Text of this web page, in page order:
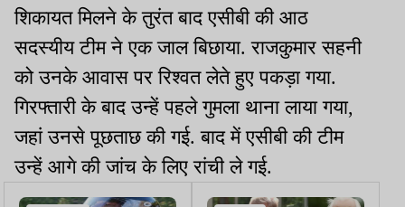
शिकायत मिलने के तुरंत बाद एसीबी की आठ
सदस्यीय टीम ने एक जाल बिछाया. राजकुमार सहनी
को उनके आवास पर रिश्वत लेते हुए पकड़ा गया.
गिरफ्तारी के बाद उन्हें पहले गुमला थाना लाया गया,
जहां उनसे पूछताछ की गई. बाद में एसीबी की टीम
उन्हें आगे की जांच के लिए रांची ले गई.